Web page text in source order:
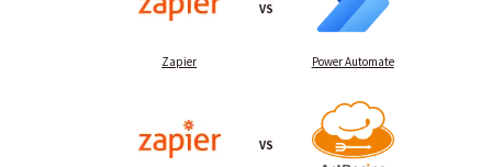
Zapier
VS
Power Automate
VS